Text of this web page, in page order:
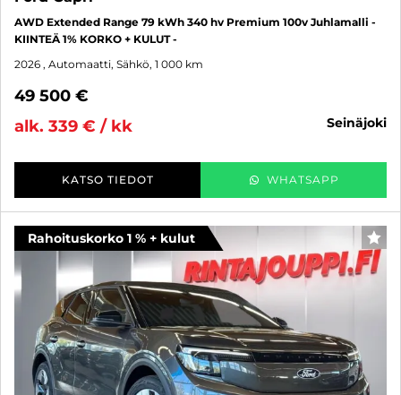
AWD Extended Range 79 kWh 340 hv Premium 100v Juhlamalli -
KIINTEÄ 1% KORKO + KULUT -
2026 , Automaatti, Sähkö, 1 000 km
49 500 €
alk. 339 € / kk
seinäjoki
KATSO TIEDOT WHATSAPP
Rahoituskorko 1 % + kulut